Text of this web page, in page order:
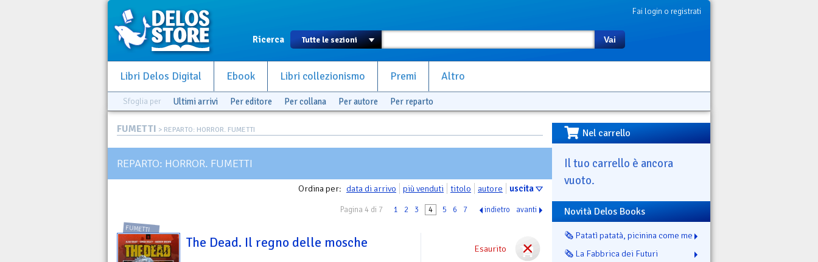
Fai login o registrati
Ricerca Vai
Libri Delos Digital Ebook Libri collezionismo Premi Altro
Sfoglia per Ultimi arrivi Per editore Per collana Per autore Per reparto
FUMETTI > REPARTO: HORROR. FUMETTI
REPARTO: HORROR. FUMETTI
Ordina per: data di arrivo più venduti titolo autore uscita
Pagina 4 di 7 1 2 3 4 5 6 7 indietro avanti
Esaurito
FUMETTI
The Dead. Il regno delle mosche
Nel carrello
Il tuo carrello è ancora
vuoto.
Novità Delos Books
🗞️ Patatì patatà, picinina come me
🗞️ La Fabbrica dei Futuri